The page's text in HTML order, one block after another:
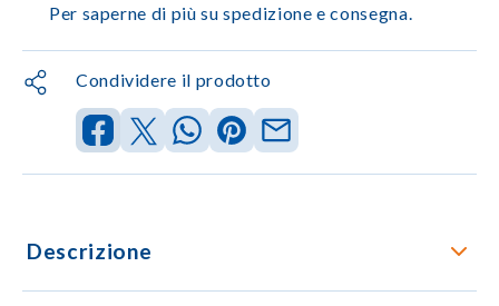
Per saperne di più su spedizione e consegna.
Condividere il prodotto
Descrizione